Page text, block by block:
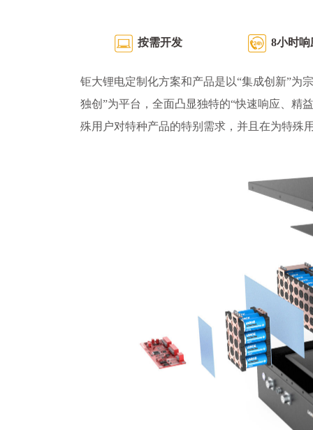
按需开发 8小时响
钜大锂电定制化方案和产品是以“集成创新”为
独创”为平台，全面凸显独特的“快速响应、精
殊用户对特种产品的特别需求，并且在为特殊